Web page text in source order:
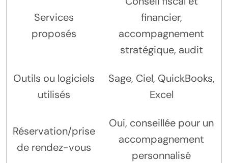
Services
proposés
financier,
accompagnement
stratégique, audit
Outils ou logiciels
utilisés
Sage, Ciel, QuickBooks,
Excel
Réservation/prise
de rendez-vous
Oui, conseillée pour un
accompagnement
personnalisé